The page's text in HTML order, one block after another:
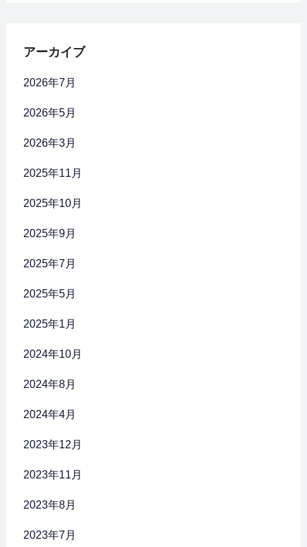
アーカイブ
2026年7月
2026年5月
2026年3月
2025年11月
2025年10月
2025年9月
2025年7月
2025年5月
2025年1月
2024年10月
2024年8月
2024年4月
2023年12月
2023年11月
2023年8月
2023年7月